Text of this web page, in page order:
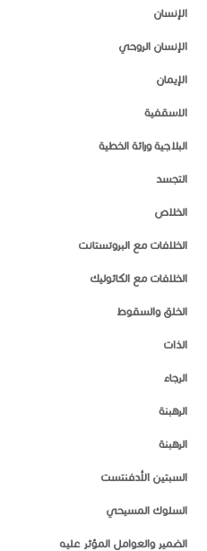
الإنسان
الإنسان الروحي
الإيمان
الاسقفية
البلاجية وراثة الخطية
التجسد
الخلاص
الخلافات مع البروتستانت
الخلافات مع الكاثوليك
الخلق والسقوط
الذات
الرجاء
الرهبنة
الرهبنة
السبتين الأدفنتست
السلوك المسيحي
الضمير والعوامل المؤثر عليه